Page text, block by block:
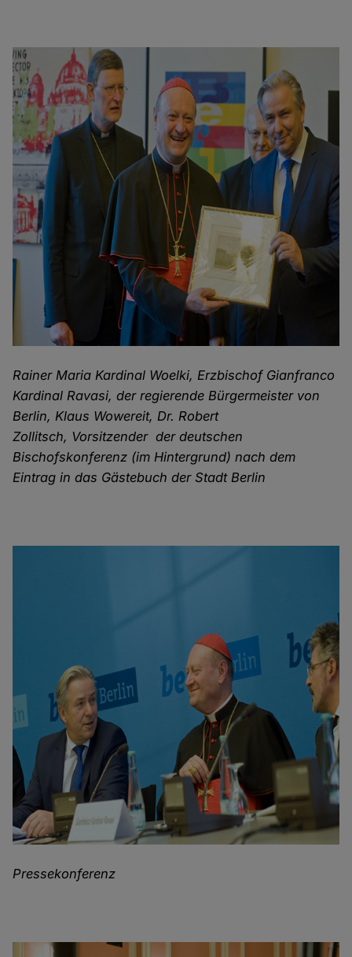
Rainer Maria Kardinal Woelki, Erzbischof Gianfranco
Kardinal Ravasi, der regierende Bürgermeister von
Berlin, Klaus Wowereit, Dr. Robert
Zollitsch, Vorsitzender der deutschen
Bischofskonferenz (im Hintergrund) nach dem
Eintrag in das Gästebuch der Stadt Berlin
Pressekonferenz